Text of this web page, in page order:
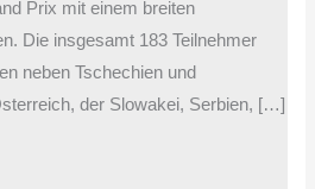
Prix mit einem breiten
Die insgesamt 183 Teilnehmer
neben Tschechien und
der Slowakei, Serbien, […]